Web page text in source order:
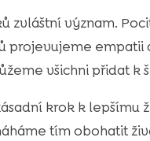
zvláštní význam.
empatii
všichni přidat k
krok k lepšímu
tím obohatit